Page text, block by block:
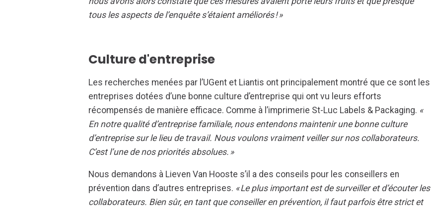
tous les aspects de l’enquête s’étaient améliorés ! »
Culture d'entreprise
Les recherches menées par l’UGent et Liantis ont principalement montré que ce sont les
entreprises dotées d’une bonne culture d’entreprise qui ont vu leurs efforts
récompensés de manière efficace. Comme à l’imprimerie St-Luc Labels & Packaging. «
En notre qualité d’entreprise familiale, nous entendons maintenir une bonne culture
d’entreprise sur le lieu de travail. Nous voulons vraiment veiller sur nos collaborateurs.
C’est l’une de nos priorités absolues. »
Nous demandons à Lieven Van Hooste s’il a des conseils pour les conseillers en
prévention dans d’autres entreprises. « Le plus important est de surveiller et d’écouter les
collaborateurs. Bien sûr, en tant que conseiller en prévention, il faut parfois être strict et